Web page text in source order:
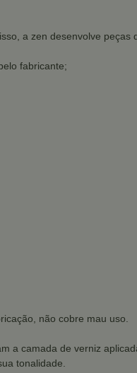
a zen desenvolve
fabricante;
não cobre mau uso.
a camada de verniz
tonalidade.